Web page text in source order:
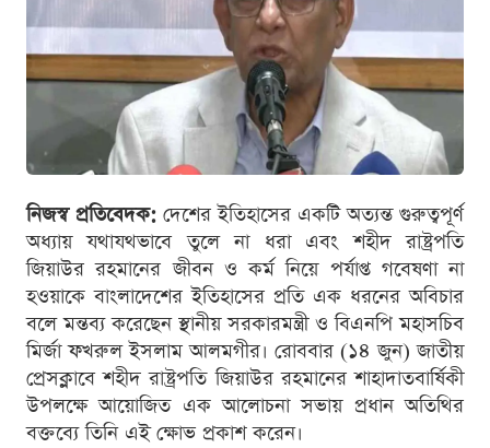
নিজস্ব প্রতিবেদক: দেশের ইতিহাসের একটি অত্যন্ত গুরুত্বপূর্ণ
অধ্যায় যথাযথভাবে তুলে না ধরা এবং শহীদ রাষ্ট্রপতি
জিয়াউর রহমানের জীবন ও কর্ম নিয়ে পর্যাপ্ত গবেষণা না
হওয়াকে বাংলাদেশের ইতিহাসের প্রতি এক ধরনের অবিচার
বলে মন্তব্য করেছেন স্থানীয় সরকারমন্ত্রী ও বিএনপি মহাসচিব
মির্জা ফখরুল ইসলাম আলমগীর। রোববার (১৪ জুন) জাতীয়
প্রেসক্লাবে শহীদ রাষ্ট্রপতি জিয়াউর রহমানের শাহাদাতবার্ষিকী
উপলক্ষে আয়োজিত এক আলোচনা সভায় প্রধান অতিথির
বক্তব্যে তিনি এই ক্ষোভ প্রকাশ করেন।